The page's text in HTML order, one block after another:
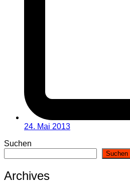
24. Mai 2013
Suchen
Suchen
Archives